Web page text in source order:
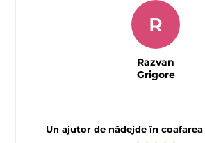
Un ajutor de nădejde în
R
Razvan
Grigore